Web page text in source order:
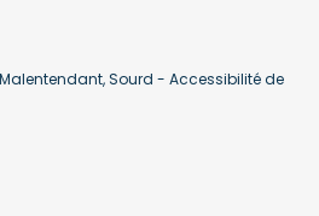
Sourd - Accessibilité de